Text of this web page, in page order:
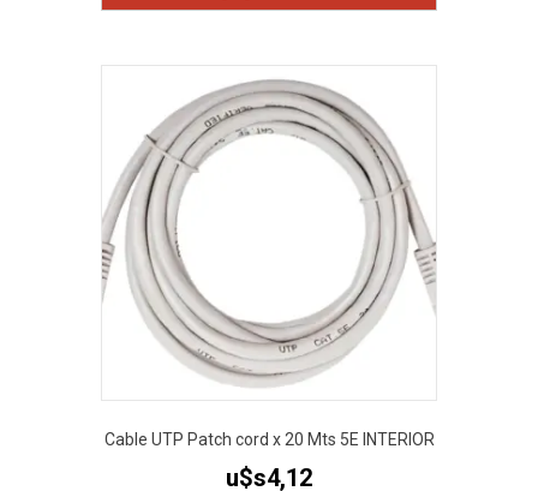
Cable UTP Patch cord x 20 Mts 5E INTERIOR
u$s4,12